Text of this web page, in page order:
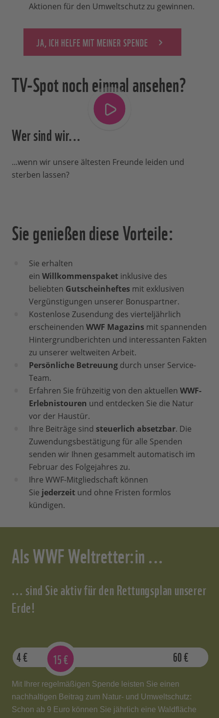
Aktionen für den Umweltschutz zu gewinnen.
JA, ICH HELFE MIT MEINER SPENDE
TV-Spot noch einmal ansehen?
Wer sind wir...
...wenn wir unsere ältesten Freunde leiden und
sterben lassen?
Sie genießen diese Vorteile:
Sie erhalten
ein Willkommenspaket inklusive des
beliebten Gutscheinheftes mit exklusiven
Vergünstigungen unserer Bonuspartner.
Kostenlose Zusendung des vierteljährlich
erscheinenden WWF Magazins mit spannenden
Hintergrundberichten und interessanten Fakten
zu unserer weltweiten Arbeit.
Persönliche Betreuung durch unser Service-
Team.
Erfahren Sie frühzeitig von den aktuellen WWF-
Erlebnistouren und entdecken Sie die Natur
vor der Haustür.
Ihre Beiträge sind steuerlich absetzbar. Die
Zuwendungsbestätigung für alle Spenden
senden wir Ihnen gesammelt automatisch im
Februar des Folgejahres zu.
Ihre WWF-Mitgliedschaft können
Sie jederzeit und ohne Fristen formlos
kündigen.
Als WWF Weltretter:in ...
... sind Sie aktiv für den Rettungsplan unserer
Erde!
15€
4€ 60€
Mit Ihrer regelmäßigen Spende leisten Sie einen
nachhaltigen Beitrag zum Natur- und Umweltschutz:
Schon ab 9 Euro können Sie jährlich eine Waldfläche